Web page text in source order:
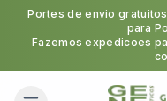
Portes de envio
para
Fazemos expedicoes